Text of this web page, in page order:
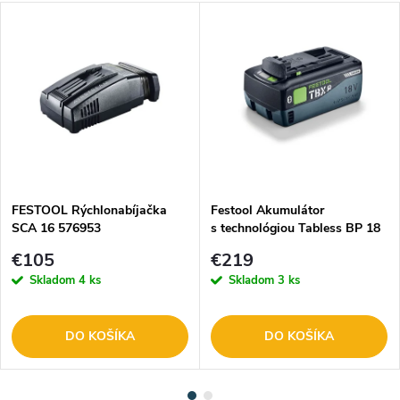
FESTOOL Rýchlonabíjačka
SCA 16 576953
€105
Skladom 4 ks
DO KOŠÍKA
Festool Akumulátor
s technológiou Tabless BP 18
€219
Skladom 3 ks
DO KOŠÍKA